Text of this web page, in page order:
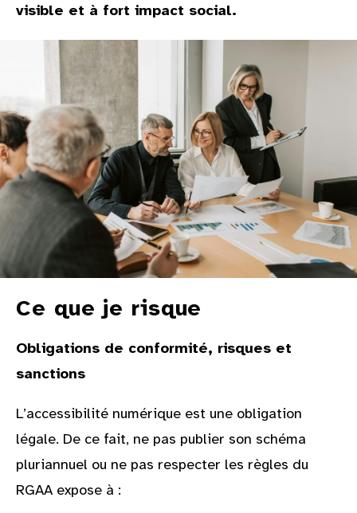
visible et à fort impact social.
Ce que je risque
Obligations de conformité, risques et
sanctions
L’accessibilité numérique est une obligation
légale. De ce fait, ne pas publier son schéma
pluriannuel ou ne pas respecter les règles du
RGAA expose à :